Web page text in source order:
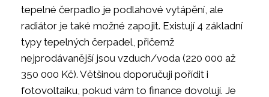
tepelné čerpadlo je podlahové vytápění, ale
radiátor je také možné zapojit. Existují 4 základní
typy tepelných čerpadel, přičemž
nejprodávanější jsou vzduch/voda (220 000 až
350 000 Kč). Většinou doporučuji pořídit i
fotovoltaiku, pokud vám to finance dovolují. Je